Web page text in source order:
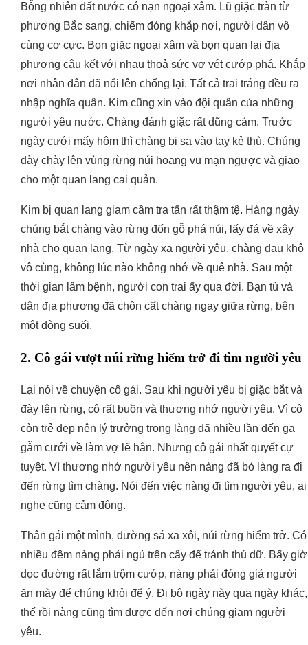
Bỗng nhiên đất nước có nạn ngoại xâm. Lũ giặc tràn từ
phương Bắc sang, chiếm đóng khắp nơi, người dân vô
cùng cơ cực. Bọn giặc ngoại xâm và bọn quan lại địa
phương câu kết với nhau thoả sức vơ vét cướp phá. Khắp
nơi nhân dân đã nổi lên chống lại. Tất cả trai tráng đều ra
nhập nghĩa quân. Kim cũng xin vào đội quân của những
người yêu nước. Chàng đánh giặc rất dũng cảm. Trước
ngày cưới mấy hôm thì chàng bị sa vào tay kẻ thù. Chúng
đày chày lên vùng rừng núi hoang vu mạn ngược và giao
cho một quan lang cai quản.
Kim bị quan lang giam cầm tra tấn rất thậm tệ. Hàng ngày
chúng bắt chàng vào rừng đốn gỗ phá núi, lấy đá về xây
nhà cho quan lang. Từ ngày xa người yêu, chàng đau khô
vô cùng, không lúc nào không nhớ về quê nhà. Sau một
thời gian lâm bệnh, người con trai ấy qua đời. Bạn tù và
dân địa phương đã chôn cất chàng ngay giữa rừng, bên
một dòng suối.
2. Cô gái vượt núi rừng hiểm trở đi tìm người yêu
Lại nói về chuyện cô gái. Sau khi người yêu bị giặc bắt và
đày lên rừng, cô rất buồn và thương nhớ người yêu. Vì cô
còn trẻ đẹp nên lý trưởng trong làng đã nhiều lần đến gạ
gẫm cưới về làm vợ lẽ hắn. Nhưng cô gái nhất quyết cự
tuyệt. Vì thương nhớ người yêu nên nàng đã bỏ làng ra đi
đến rừng tìm chàng. Nói đến việc nàng đi tìm người yêu, ai
nghe cũng cảm động.
Thân gái một mình, đường sá xa xôi, núi rừng hiểm trở. Có
nhiều đêm nàng phải ngủ trên cây để tránh thú dữ. Bấy giờ
dọc đường rất lắm trộm cướp, nàng phải đóng giả người
ăn mày để chúng khỏi để ý. Đi bộ ngày này qua ngày khác,
thế rồi nàng cũng tìm được đến nơi chúng giam người
yêu.